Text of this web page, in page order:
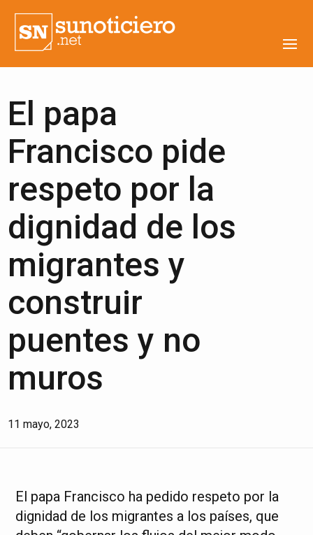
El papa
Francisco pide
respeto por la
dignidad de los
migrantes y
construir
puentes y no
muros
11 mayo, 2023
El papa Francisco ha pedido respeto por la
dignidad de los migrantes a los países, que